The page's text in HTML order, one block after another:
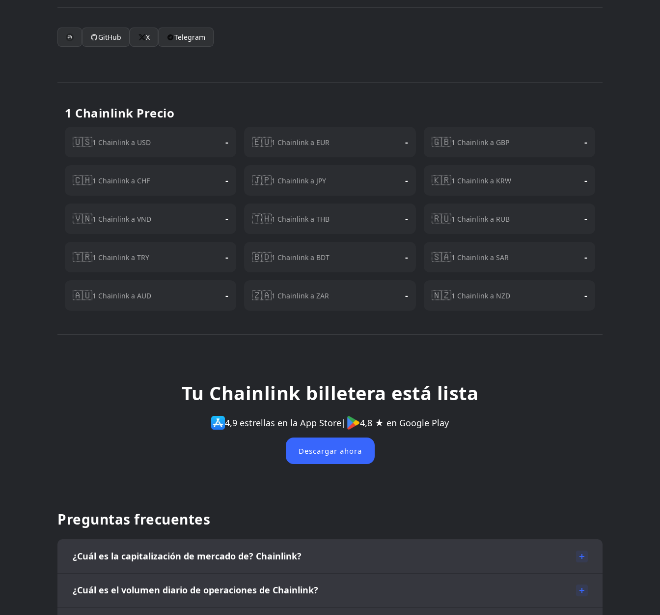
GitHub X Telegram
1 Chainlink Precio
🇺🇸1 Chainlink a USD - 🇪🇺1 Chainlink a EUR - 🇬🇧1 Chainlink a GBP -
🇨🇭1 Chainlink a CHF - 🇯🇵1 Chainlink a JPY - 🇰🇷1 Chainlink a KRW -
🇻🇳1 Chainlink a VND - 🇹🇭1 Chainlink a THB - 🇷🇺1 Chainlink a RUB -
🇹🇷1 Chainlink a TRY - 🇧🇩1 Chainlink a BDT - 🇸🇦1 Chainlink a SAR -
🇦🇺1 Chainlink a AUD - 🇿🇦1 Chainlink a ZAR - 🇳🇿1 Chainlink a NZD -
Tu Chainlink billetera está lista
4,9 estrellas en la App Store| 4,8 ★ en Google Play
Descargar ahora
Preguntas frecuentes
¿Cuál es la capitalización de mercado de? Chainlink?
¿Cuál es el volumen diario de operaciones de Chainlink?